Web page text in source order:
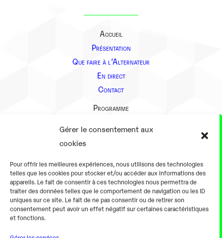
Gérer le consentement aux
cookies
Pour offrir les meilleures expériences, nous utilisons des technologies
telles que les cookies pour stocker et/ou accéder aux informations des
appareils. Le fait de consentir à ces technologies nous permettra de
traiter des données telles que le comportement de navigation ou les ID
uniques sur ce site. Le fait de ne pas consentir ou de retirer son
consentement peut avoir un effet négatif sur certaines caractéristiques
et fonctions.
Accueil
Présentation
Que faire à l’Alternateur
En direct
Contact
Programme
Présentation
En pratique
Tarifs et horaires
Salles
Équipements numériques